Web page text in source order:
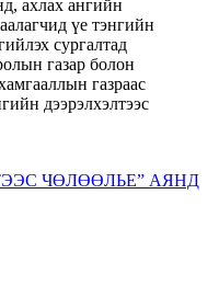
ЧӨЛӨӨЛЬЕ” АЯНД